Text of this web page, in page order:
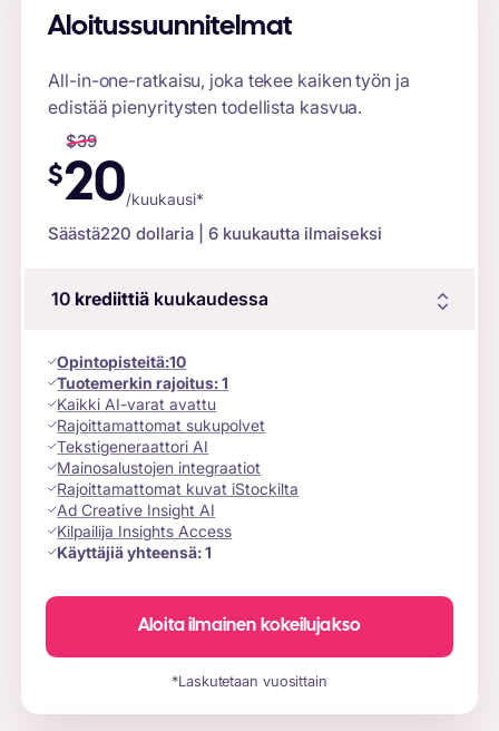
Aloitussuunnitelmat
All-in-one-ratkaisu, joka tekee kaiken työn ja
edistää pienyritysten todellista kasvua.
$39
$20/kuukausi*
Säästä220 dollaria | 6 kuukautta ilmaiseksi
10 krediittiäkuukaudessa
Opintopisteitä:10
Tuotemerkin rajoitus:1
Kaikki AI-varat avattu
Rajoittamattomat sukupolvet
Tekstigeneraattori AI
Mainosalustojen integraatiot
Rajoittamattomat kuvat iStockilta
Ad Creative Insight AI
Kilpailija Insights Access
Käyttäjiä yhteensä:1
Aloita ilmainen kokeilujakso
*Laskutetaan vuosittain